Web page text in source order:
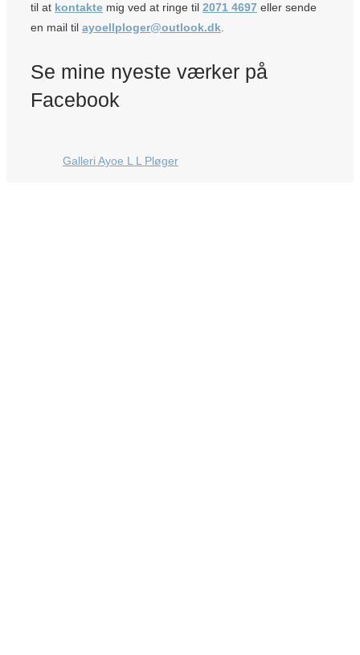
til at kontakte mig ved at ringe til 2071 4697 eller sende
en mail til ayoellploger@outlook.dk.
Se mine nyeste værker på
Facebook
Galleri Ayoe L L Pløger